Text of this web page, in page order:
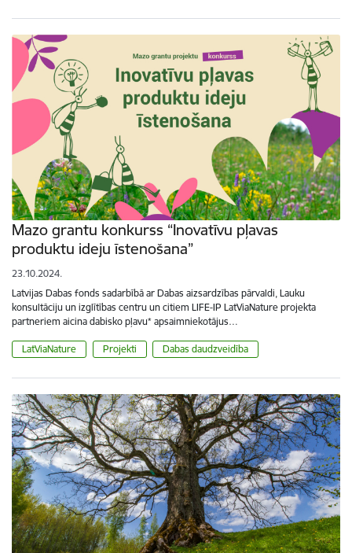
Mazo grantu konkurss “Inovatīvu pļavas
produktu ideju īstenošana”
23.10.2024.
Latvijas Dabas fonds sadarbībā ar Dabas aizsardzības pārvaldi, Lauku
konsultāciju un izglītības centru un citiem LIFE-IP LatViaNature projekta
partneriem aicina dabisko pļavu* apsaimniekotājus…
LatViaNature Projekti Dabas daudzveidība